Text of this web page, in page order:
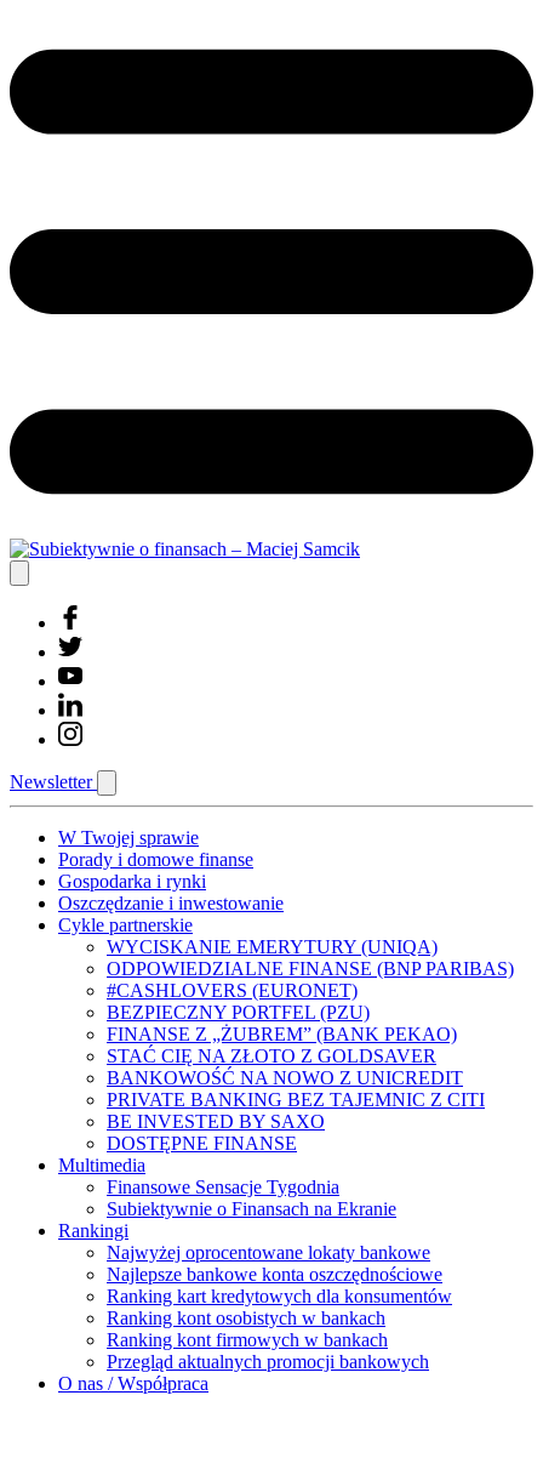
Newsletter
W Twojej sprawie
Porady i domowe finanse
Gospodarka i rynki
Oszczędzanie i inwestowanie
Cykle partnerskie
WYCISKANIE EMERYTURY (UNIQA)
ODPOWIEDZIALNE FINANSE (BNP PARIBAS)
#CASHLOVERS (EURONET)
BEZPIECZNY PORTFEL (PZU)
FINANSE Z „ŻUBREM” (BANK PEKAO)
STAĆ CIĘ NA ZŁOTO Z GOLDSAVER
BANKOWOŚĆ NA NOWO Z UNICREDIT
PRIVATE BANKING BEZ TAJEMNIC Z CITI
BE INVESTED BY SAXO
DOSTĘPNE FINANSE
Multimedia
Finansowe Sensacje Tygodnia
Subiektywnie o Finansach na Ekranie
Rankingi
Najwyżej oprocentowane lokaty bankowe
Najlepsze bankowe konta oszczędnościowe
Ranking kart kredytowych dla konsumentów
Ranking kont osobistych w bankach
Ranking kont firmowych w bankach
Przegląd aktualnych promocji bankowych
O nas / Współpraca